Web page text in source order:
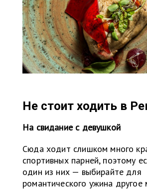
Не стоит ходить в
На свидание с девушкой
Сюда ходит слишком много
спортивных парней, поэтому
один из них — выбирайте для
романтического ужина